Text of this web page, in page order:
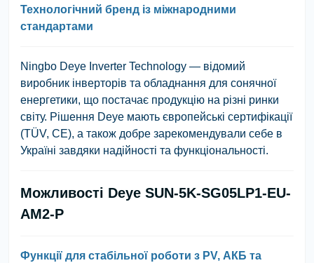
Технологічний бренд із міжнародними
стандартами
Ningbo Deye Inverter Technology — відомий
виробник інверторів та обладнання для сонячної
енергетики, що постачає продукцію на різні ринки
світу. Рішення Deye мають європейські сертифікації
(TÜV, CE), а також добре зарекомендували себе в
Україні завдяки надійності та функціональності.
Можливості Deye SUN-5K-SG05LP1-EU-
AM2-P
Функції для стабільної роботи з PV, АКБ та